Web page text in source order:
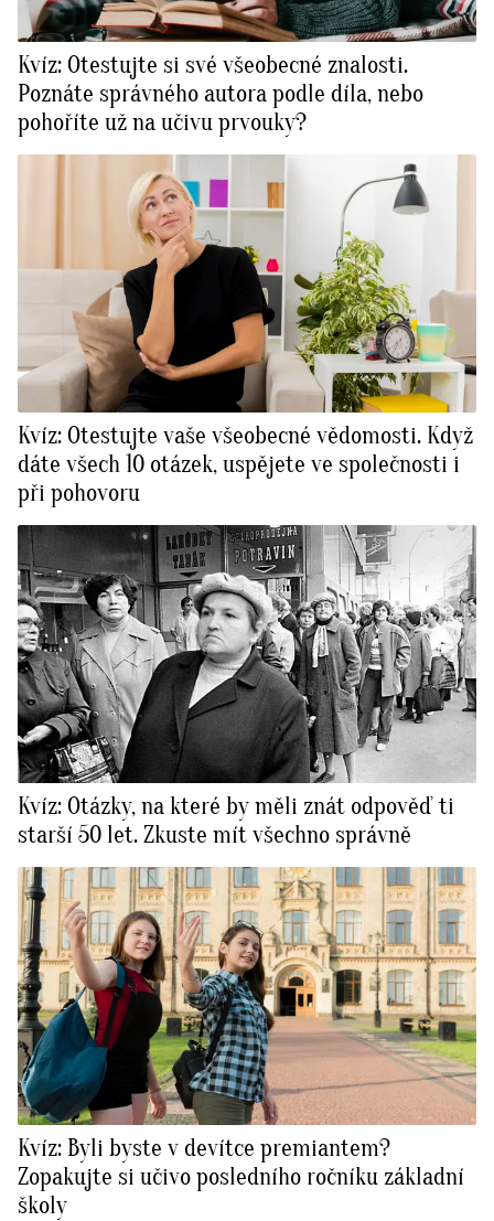
Kvíz: Otestujte si své všeobecné znalosti.
Poznáte správného autora podle díla, nebo
pohoříte už na učivu prvouky?
Kvíz: Otestujte vaše všeobecné vědomosti. Když
dáte všech 10 otázek, uspějete ve společnosti i
při pohovoru
Kvíz: Otázky, na které by měli znát odpověď ti
starší 50 let. Zkuste mít všechno správně
Kvíz: Byli byste v devítce premiantem?
Zopakujte si učivo posledního ročníku základní
školy